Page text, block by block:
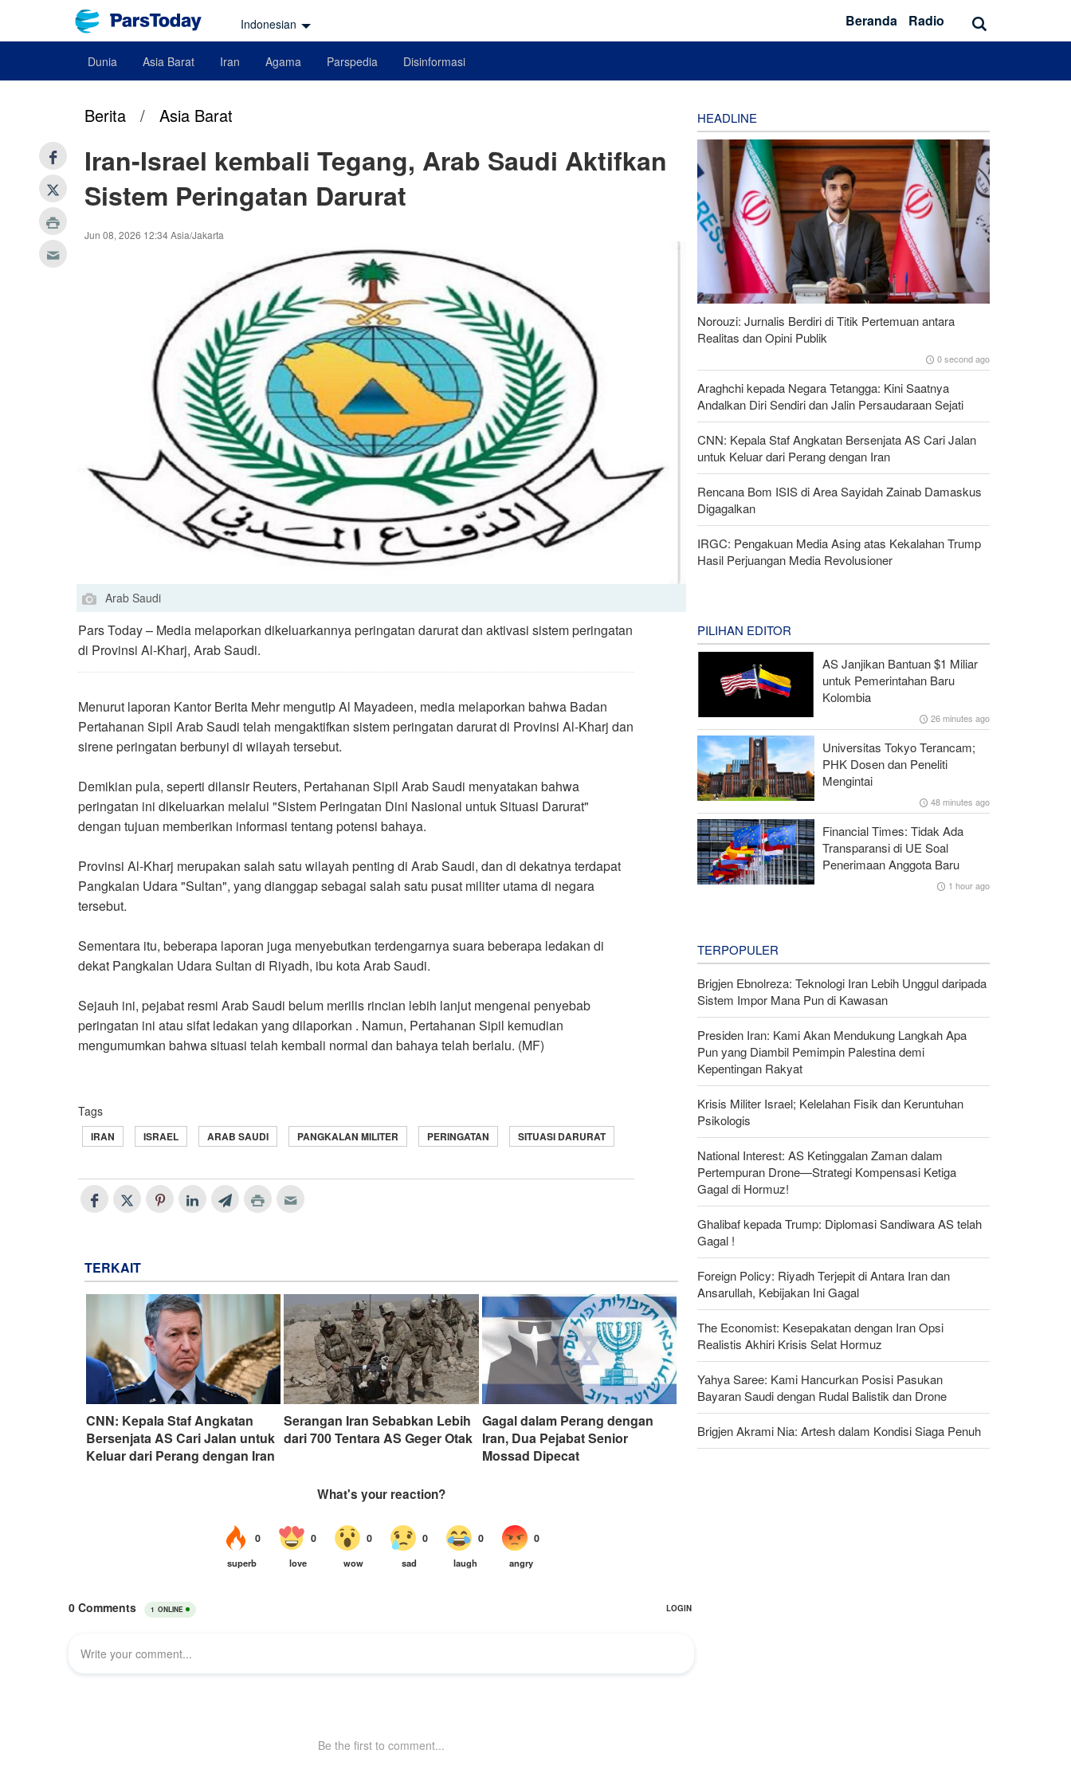
Indonesian Beranda Radio
Dunia Asia Barat Iran Agama Parspedia Disinformasi
Berita / Asia Barat
Iran-Israel kembali Tegang, Arab Saudi Aktifkan
Sistem Peringatan Darurat
Jun 08, 2026 12:34 Asia/Jakarta
Arab Saudi
Pars Today – Media melaporkan dikeluarkannya peringatan darurat dan aktivasi sistem peringatan
di Provinsi Al-Kharj, Arab Saudi.
Menurut laporan Kantor Berita Mehr mengutip Al Mayadeen, media melaporkan bahwa Badan
Pertahanan Sipil Arab Saudi telah mengaktifkan sistem peringatan darurat di Provinsi Al-Kharj dan
sirene peringatan berbunyi di wilayah tersebut.
Demikian pula, seperti dilansir Reuters, Pertahanan Sipil Arab Saudi menyatakan bahwa
peringatan ini dikeluarkan melalui "Sistem Peringatan Dini Nasional untuk Situasi Darurat"
dengan tujuan memberikan informasi tentang potensi bahaya.
Provinsi Al-Kharj merupakan salah satu wilayah penting di Arab Saudi, dan di dekatnya terdapat
Pangkalan Udara "Sultan", yang dianggap sebagai salah satu pusat militer utama di negara
tersebut.
Sementara itu, beberapa laporan juga menyebutkan terdengarnya suara beberapa ledakan di
dekat Pangkalan Udara Sultan di Riyadh, ibu kota Arab Saudi.
Sejauh ini, pejabat resmi Arab Saudi belum merilis rincian lebih lanjut mengenai penyebab
peringatan ini atau sifat ledakan yang dilaporkan . Namun, Pertahanan Sipil kemudian
mengumumkan bahwa situasi telah kembali normal dan bahaya telah berlalu. (MF)
Tags
IRAN ISRAEL ARAB SAUDI PANGKALAN MILITER PERINGATAN SITUASI DARURAT
TERKAIT
CNN: Kepala Staf Angkatan
Bersenjata AS Cari Jalan untuk
Keluar dari Perang dengan Iran
Serangan Iran Sebabkan Lebih
dari 700 Tentara AS Geger Otak
Gagal dalam Perang dengan
Iran, Dua Pejabat Senior
Mossad Dipecat
HEADLINE
Norouzi: Jurnalis Berdiri di Titik Pertemuan antara
Realitas dan Opini Publik
0 second ago
Araghchi kepada Negara Tetangga: Kini Saatnya
Andalkan Diri Sendiri dan Jalin Persaudaraan Sejati
CNN: Kepala Staf Angkatan Bersenjata AS Cari Jalan
untuk Keluar dari Perang dengan Iran
Rencana Bom ISIS di Area Sayidah Zainab Damaskus
Digagalkan
IRGC: Pengakuan Media Asing atas Kekalahan Trump
Hasil Perjuangan Media Revolusioner
PILIHAN EDITOR
AS Janjikan Bantuan $1 Miliar
untuk Pemerintahan Baru
Kolombia
26 minutes ago
Universitas Tokyo Terancam;
PHK Dosen dan Peneliti
Mengintai
48 minutes ago
Financial Times: Tidak Ada
Transparansi di UE Soal
Penerimaan Anggota Baru
1 hour ago
TERPOPULER
Brigjen Ebnolreza: Teknologi Iran Lebih Unggul daripada
Sistem Impor Mana Pun di Kawasan
Presiden Iran: Kami Akan Mendukung Langkah Apa
Pun yang Diambil Pemimpin Palestina demi
Kepentingan Rakyat
Krisis Militer Israel; Kelelahan Fisik dan Keruntuhan
Psikologis
National Interest: AS Ketinggalan Zaman dalam
Pertempuran Drone—Strategi Kompensasi Ketiga
Gagal di Hormuz!
Ghalibaf kepada Trump: Diplomasi Sandiwara AS telah
Gagal !
Foreign Policy: Riyadh Terjepit di Antara Iran dan
Ansarullah, Kebijakan Ini Gagal
The Economist: Kesepakatan dengan Iran Opsi
Realistis Akhiri Krisis Selat Hormuz
Yahya Saree: Kami Hancurkan Posisi Pasukan
Bayaran Saudi dengan Rudal Balistik dan Drone
Brigjen Akrami Nia: Artesh dalam Kondisi Siaga Penuh